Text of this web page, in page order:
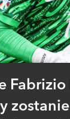
Fabrizio